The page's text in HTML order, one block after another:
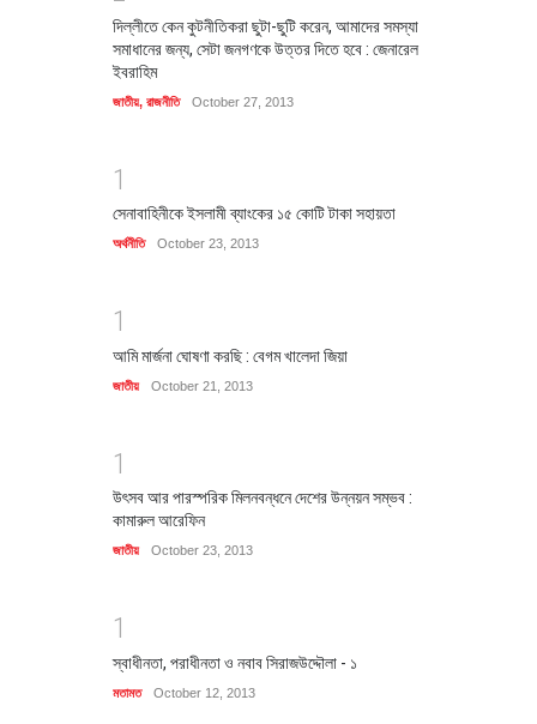
দিল্লীতে কেন কুটনীতিকরা ছুটা-ছুটি করেন, আমাদের সমস্যা
সমাধানের জন্য, সেটা জনগণকে উত্তর দিতে হবে : জেনারেল
ইবরাহিম
জাতীয়, রাজনীতি October 27, 2013
1
সেনাবাহিনীকে ইসলামী ব্যাংকের ১৫ কোটি টাকা সহায়তা
অর্থনীতি October 23, 2013
1
আমি মার্জনা ঘোষণা করছি : বেগম খালেদা জিয়া
জাতীয় October 21, 2013
1
উৎসব আর পারস্পরিক মিলনবন্ধনে দেশের উন্নয়ন সম্ভব :
কামারুল আরেফিন
জাতীয় October 23, 2013
1
স্বাধীনতা, পরাধীনতা ও নবাব সিরাজউদ্দৌলা - ১
মতামত October 12, 2013